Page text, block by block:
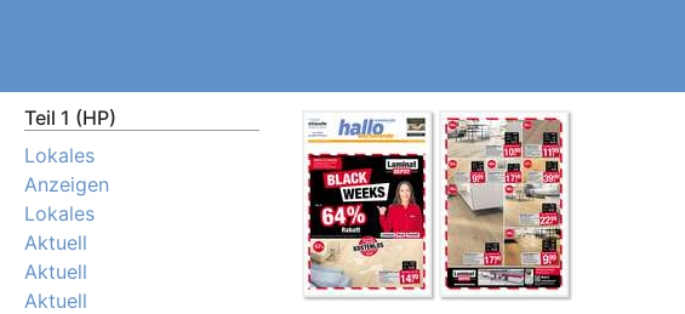
Teil 1 (HP)
Lokales
Anzeigen
Lokales
Aktuell
Aktuell
Aktuell